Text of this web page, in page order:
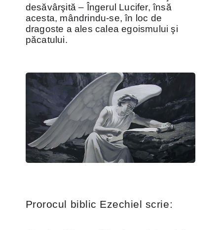
desăvârşită – Îngerul Lucifer, însă
acesta, mândrindu-se, în loc de
dragoste a ales calea egoismului şi
păcatului.
Prorocul biblic Ezechiel scrie: